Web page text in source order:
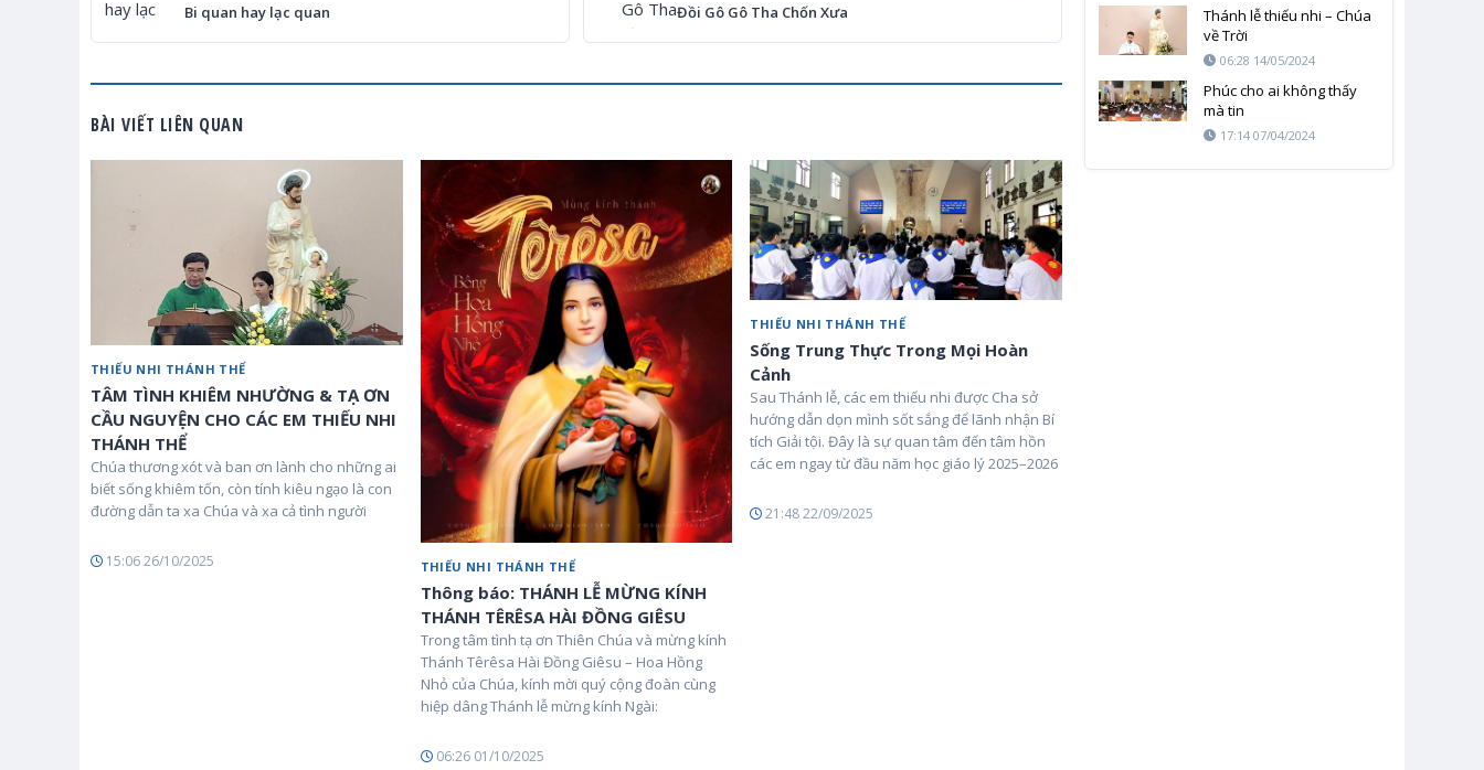
Bi quan hay lạc quan Đồi Gô Gô Tha Chốn Xưa
BÀI VIẾT LIÊN QUAN
THIẾU NHI THÁNH THỂ
TÂM TÌNH KHIÊM NHƯỜNG & TẠ ƠN
CẦU NGUYỆN CHO CÁC EM THIẾU NHI
THÁNH THỂ
Chúa thương xót và ban ơn lành cho những ai
biết sống khiêm tốn, còn tính kiêu ngạo là con
đường dẫn ta xa Chúa và xa cả tình người
15:06 26/10/2025 THIẾU NHI THÁNH THỂ
Thông báo: THÁNH LỄ MỪNG KÍNH
THÁNH TÊRÊSA HÀI ĐỒNG GIÊSU
Trong tâm tình tạ ơn Thiên Chúa và mừng kính
Thánh Têrêsa Hài Đồng Giêsu – Hoa Hồng
Nhỏ của Chúa, kính mời quý cộng đoàn cùng
hiệp dâng Thánh lễ mừng kính Ngài:
06:26 01/10/2025
THIẾU NHI THÁNH THỂ
Sống Trung Thực Trong Mọi Hoàn
Cảnh
Sau Thánh lễ, các em thiếu nhi được Cha sở
hướng dẫn dọn mình sốt sắng để lãnh nhận Bí
tích Giải tội. Đây là sự quan tâm đến tâm hồn
các em ngay từ đầu năm học giáo lý 2025–2026
21:48 22/09/2025
Thánh lễ thiếu nhi – Chúa
về Trời
06:28 14/05/2024
Phúc cho ai không thấy
mà tin
17:14 07/04/2024